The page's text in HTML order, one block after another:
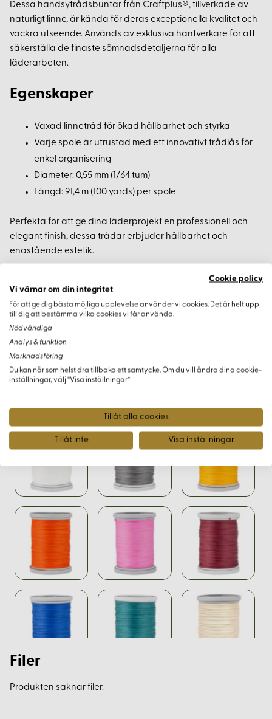
Dessa handsytrådsbuntar från Craftplus®, tillverkade av
naturligt linne, är kända för deras exceptionella kvalitet och
vackra utseende. Används av exklusiva hantverkare för att
säkerställa de finaste sömnadsdetaljerna för alla
läderarbeten.
Egenskaper
Vaxad linnetråd för ökad hållbarhet och styrka
Varje spole är utrustad med ett innovativt trådlås för
enkel organisering
Diameter: 0,55 mm (1/64 tum)
Längd: 91,4 m (100 yards) per spole
Perfekta för att ge dina läderprojekt en professionell och
elegant finish, dessa trådar erbjuder hållbarhet och
enastående estetik.
Varianter
Filer
Produkten saknar filer.
Cookie policy
Vi värnar om din integritet
För att ge dig bästa möjliga upplevelse använder vi cookies. Det är helt upp
till dig att bestämma vilka cookies vi får använda.
Nödvändiga
Analys & funktion
Marknadsföring
Du kan när som helst dra tillbaka ett samtycke. Om du vill ändra dina cookie-
inställningar, välj “Visa inställningar”
Tillåt alla cookies
Tillåt inte Visa inställningar